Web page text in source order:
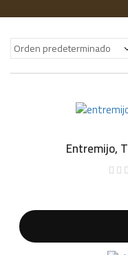
Entremijo,